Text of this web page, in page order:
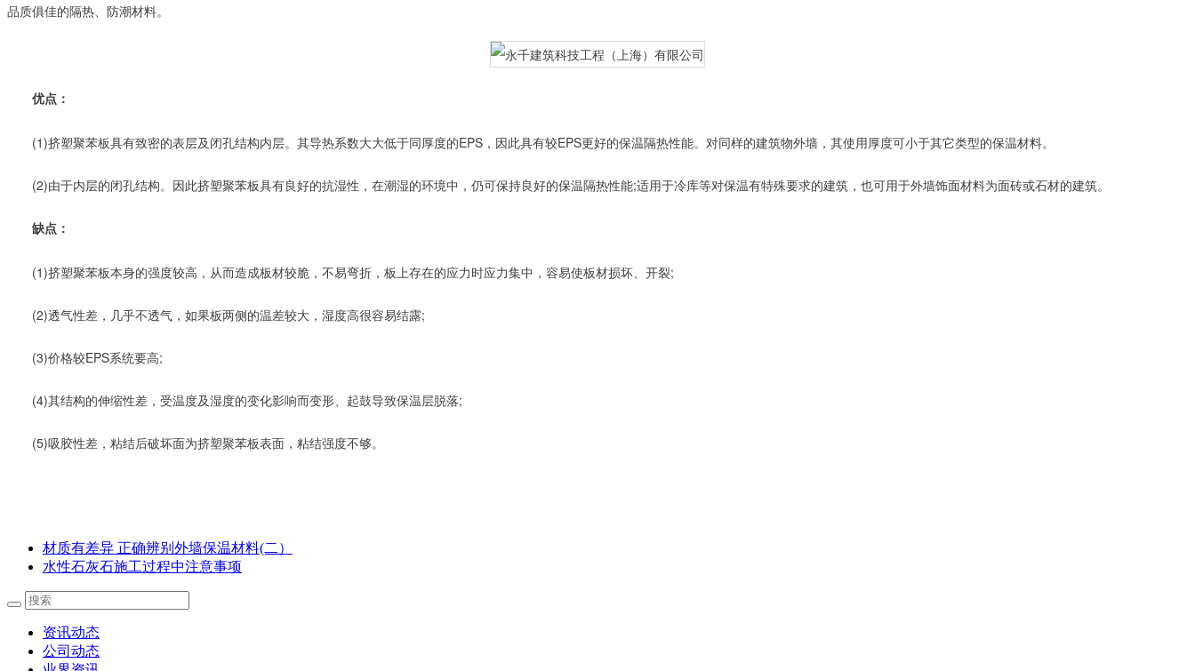
品质俱佳的隔热、防潮材料。
优点：
(1)挤塑聚苯板具有致密的表层及闭孔结构内层。其导热系数大大低于同厚度的EPS，因此具有较EPS更好的保温隔热性能。对同样的建筑物外墙，其使用厚度可小于其它类型的保温材料。
(2)由于内层的闭孔结构。因此挤塑聚苯板具有良好的抗湿性，在潮湿的环境中，仍可保持良好的保温隔热性能;适用于冷库等对保温有特殊要求的建筑，也可用于外墙饰面材料为面砖或石材的建筑。
缺点：
(1)挤塑聚苯板本身的强度较高，从而造成板材较脆，不易弯折，板上存在的应力时应力集中，容易使板材损坏、开裂;
(2)透气性差，几乎不透气，如果板两侧的温差较大，湿度高很容易结露;
(3)价格较EPS系统要高;
(4)其结构的伸缩性差，受温度及湿度的变化影响而变形、起鼓导致保温层脱落;
(5)吸胶性差，粘结后破坏面为挤塑聚苯板表面，粘结强度不够。
材质有差异 正确辨别外墙保温材料(二）
水性石灰石施工过程中注意事项
资讯动态
公司动态